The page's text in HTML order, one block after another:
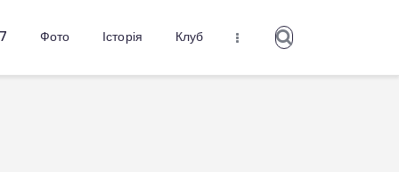
Фото Історія Клуб